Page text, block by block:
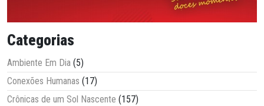
Categorias
Ambiente Em Dia (5)
Conexões Humanas (17)
Crônicas de um Sol Nascente (157)